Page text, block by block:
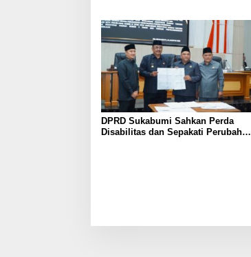
DPRD Sukabumi Sahkan Perda
Disabilitas dan Sepakati Perubahan